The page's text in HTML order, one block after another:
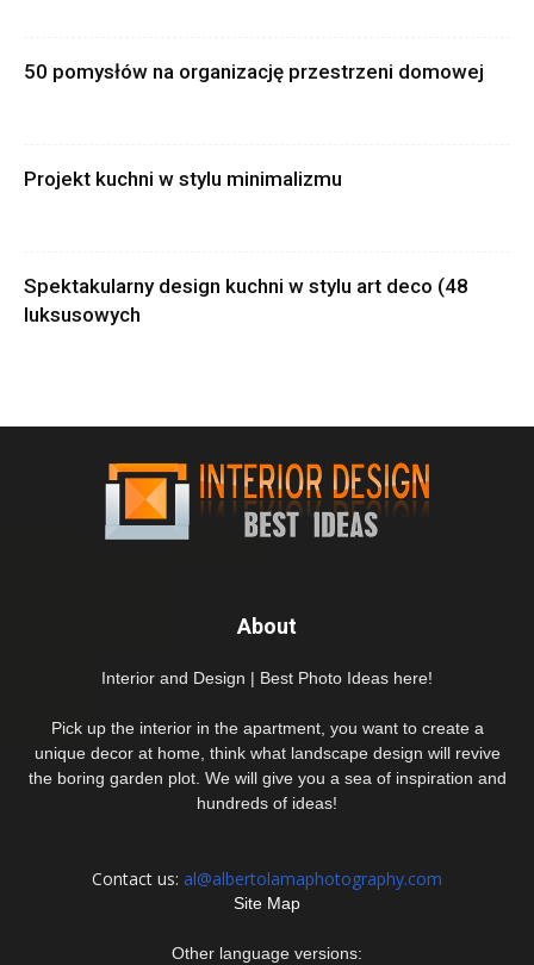
50 pomysłów na organizację przestrzeni domowej
Projekt kuchni w stylu minimalizmu
Spektakularny design kuchni w stylu art deco (48
luksusowych
About
Interior and Design | Best Photo Ideas here!
Pick up the interior in the apartment, you want to create a
unique decor at home, think what landscape design will revive
the boring garden plot. We will give you a sea of inspiration and
hundreds of ideas!
Contact us: al@albertolamaphotography.com
Site Map
Other language versions: